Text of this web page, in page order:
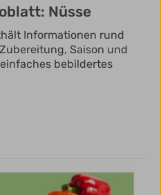
Nüsse
Informationen rund
Saison und
bebildertes